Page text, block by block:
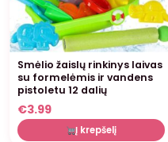
Smėlio žaislų rinkinys laivas
su formelėmis ir vandens
pistoletu 12 dalių
€3.99
Į krepšelį